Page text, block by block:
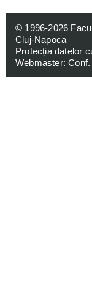
© 1996-2026
Cluj-Napoca
Protecția datelor
Webmaster: